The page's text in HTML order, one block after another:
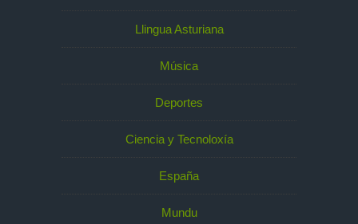
Llingua Asturiana
Música
Deportes
Ciencia y Tecnoloxía
España
Mundu